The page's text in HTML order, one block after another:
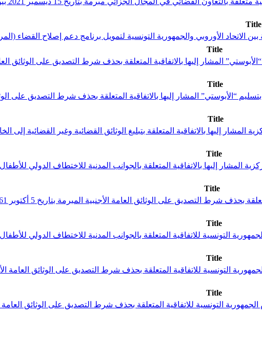
Title
Title
في 16 أوت 2018 يتعلق بضبط معلوم تسليم “الأبوستي” المشار إليها بالاتفاقية المتعلقة بحذف شرط التصديق على
Title
2018 يتعلق بتعيين الجهة المكلفة بتسليم “الأبوستي” المشار إليها بالاتفاقية المتعلقة بحذف شرط
Title
نوفمبر 2017 يتعلق بتعيين السلطة المركزية المشار إليها بالاتفاقية المتعلقة بتبليغ الوثائق القضائية وغير
Title
7 نوفمبر 2017 يتعلق بتعيين السلطة المركزية المشار إليها بالاتفاقية المتعلقة بالجوانب المدنية للاختطاف
Title
Title
يتعلق بالمصادقة على انضمام الجمهورية التونسية للاتفاقية المتعلقة بالجوانب المدنية للاختطاف
Title
Title